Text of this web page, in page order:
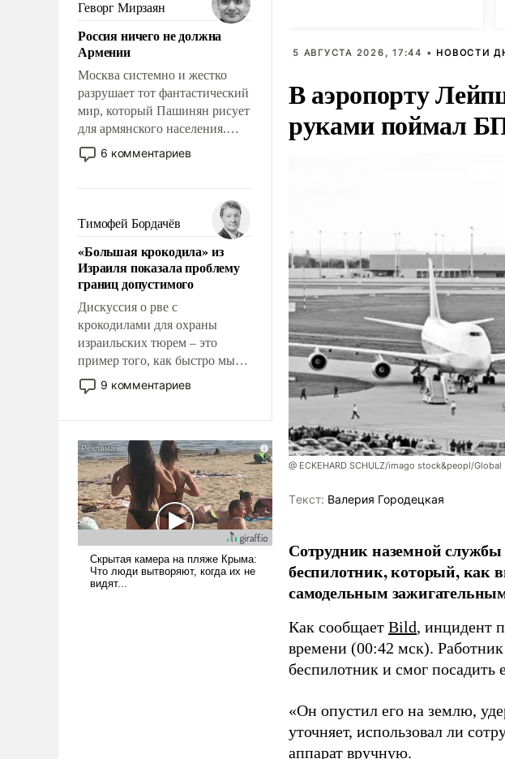
означает многолетний период
уязвимости США, например,
перед Китаем.
Геворг Мирзаян
Россия ничего не должна
Армении
Москва системно и жестко
разрушает тот фантастический
мир, который Пашинян рисует
для армянского населения.
Мир, где этому населению все
должны просто по
политические прожекты будут
беспрекословно оплачиваться
за счет российских
налогоплательщиков и где за
свои поступки не нужно
отвечать.
6 комментариев
Тимофей Бордачёв
«Большая крокодила» из
Израиля показала проблему
границ допустимого
Дискуссия о рве с
крокодилами для охраны
израильских тюрем – это
пример того, как быстро мы
двигаемся по пути
революционных изменений.
псевдонаучной фантастики,
стало всерьез обсуждаемой
идеей.
9 комментариев
5 АВГУСТА 2026, 17:44 • НОВОСТИ
В аэропорту
руками поймал
@ ECKEHARD SCHULZ/imago stock&peopl/Global
Tекст: Валерия Городецкая
Сотрудник наземной
беспилотник, который, как
самодельным
Как сообщает Bild, инцидент
времени (00:42 мск).
беспилотник и смог посадить
«Он опустил его на землю,
уточняет, использовал ли
аппарат вручную.